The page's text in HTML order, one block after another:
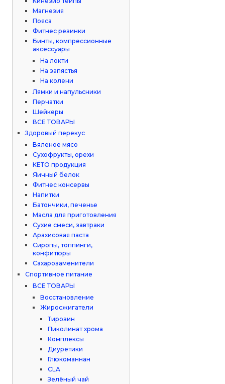
Магнезия
Пояса
Фитнес резинки
Бинты, компрессионные
аксессуары
На локти
На запястья
На колени
Лямки и напульсники
Перчатки
Шейкеры
ВСЕ ТОВАРЫ
Здоровый перекус
Вяленое мясо
Сухофрукты, орехи
КЕТО продукция
Яичный белок
Фитнес консервы
Напитки
Батончики, печенье
Масла для приготовления
Сухие смеси, завтраки
Арахисовая паста
Сиропы, топпинги,
конфитюры
Сахарозаменители
Спортивное питание
ВСЕ ТОВАРЫ
Восстановление
Жиросжигатели
Тирозин
Пиколинат хрома
Комплексы
Диуретики
Глюкоманнан
CLA
Зелёный чай